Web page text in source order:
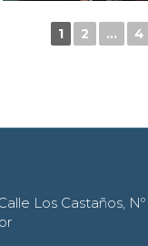
1 2 ... 4
Los Castaños, Nº